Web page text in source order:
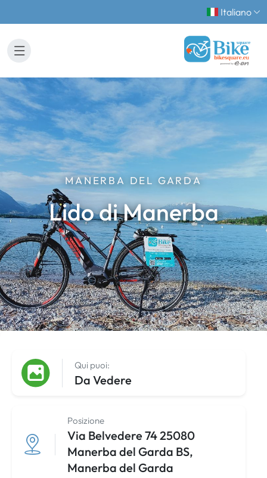
Italiano
MANERBA DEL GARDA
Lido di Manerba
Qui puoi:
Da Vedere
Posizione
Via Belvedere 74 25080
Manerba del Garda BS,
Manerba del Garda